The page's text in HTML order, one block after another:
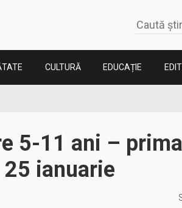
CULTURĂ EDUCAȚIE
5-11 ani –
ianuarie